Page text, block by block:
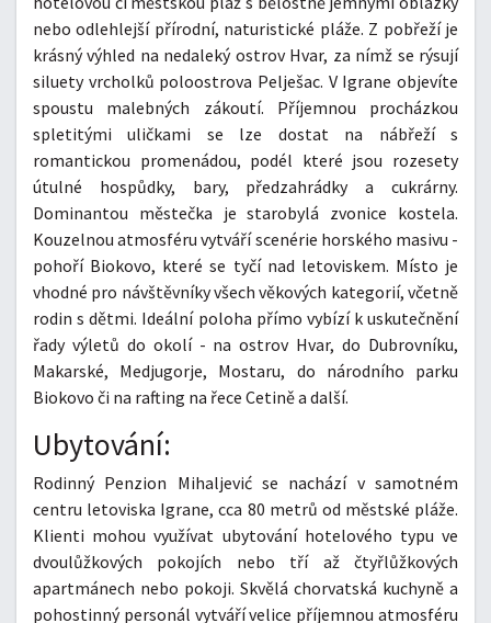
nebo odlehlejší přírodní, naturistické pláže. Z pobřeží je
krásný výhled na nedaleký ostrov Hvar, za nímž se rýsují
siluety vrcholků poloostrova Pelješac. V Igrane objevíte
spoustu malebných zákoutí. Příjemnou procházkou
spletitými uličkami se lze dostat na nábřeží s
romantickou promenádou, podél které jsou rozesety
útulné hospůdky, bary, předzahrádky a cukrárny.
Dominantou městečka je starobylá zvonice kostela.
Kouzelnou atmosféru vytváří scenérie horského masivu -
pohoří Biokovo, které se tyčí nad letoviskem. Místo je
vhodné pro návštěvníky všech věkových kategorií, včetně
rodin s dětmi. Ideální poloha přímo vybízí k uskutečnění
řady výletů do okolí - na ostrov Hvar, do Dubrovníku,
Makarské, Medjugorje, Mostaru, do národního parku
Biokovo či na rafting na řece Cetině a další.
Ubytování:
Rodinný Penzion Mihaljević se nachází v samotném
centru letoviska Igrane, cca 80 metrů od městské pláže.
Klienti mohou využívat ubytování hotelového typu ve
dvoulůžkových pokojích nebo tří až čtyřlůžkových
apartmánech nebo pokoji. Skvělá chorvatská kuchyně a
pohostinný personál vytváří velice příjemnou atmosféru